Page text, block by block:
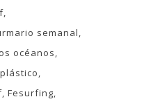
semanal
océanos
Fesurfing